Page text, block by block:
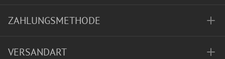
ZAHLUNGSMETHODE
VERSANDART